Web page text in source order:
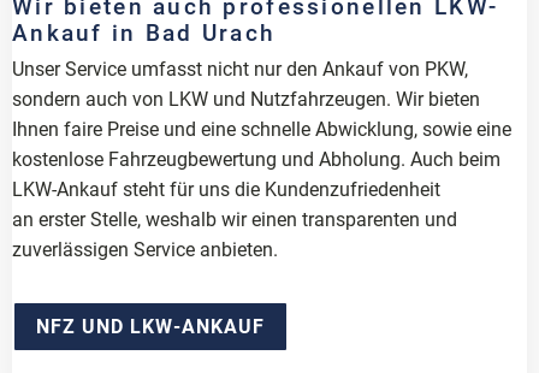
Wir bieten auch professionellen LKW-
Ankauf in Bad Urach
Unser Service umfasst nicht nur den Ankauf von PKW,
sondern auch von LKW und Nutzfahrzeugen. Wir bieten
Ihnen faire Preise und eine schnelle Abwicklung, sowie eine
kostenlose Fahrzeugbewertung und Abholung. Auch beim
LKW-Ankauf steht für uns die Kundenzufriedenheit
an erster Stelle, weshalb wir einen transparenten und
zuverlässigen Service anbieten.
NFZ UND LKW-ANKAUF